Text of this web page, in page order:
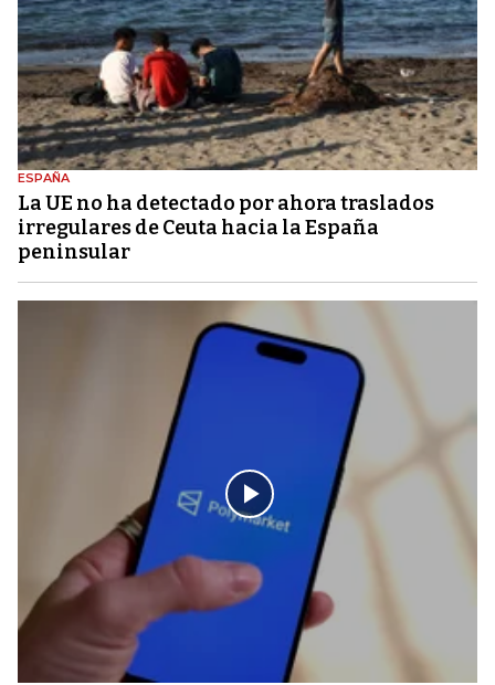
ESPAÑA
La UE no ha detectado por ahora traslados
irregulares de Ceuta hacia la España
peninsular